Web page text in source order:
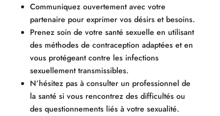
Communiquez ouvertement avec votre
partenaire pour exprimer vos désirs et besoins.
Prenez soin de votre santé sexuelle en utilisant
des méthodes de contraception adaptées et en
vous protégeant contre les infections
sexuellement transmissibles.
N’hésitez pas à consulter un professionnel de
la santé si vous rencontrez des difficultés ou
des questionnements liés à votre sexualité.